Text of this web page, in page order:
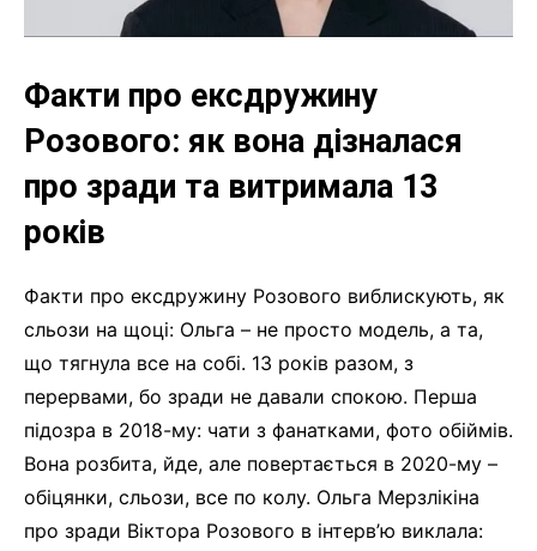
Факти про ексдружину
Розового: як вона дізналася
про зради та витримала 13
років
Факти про ексдружину Розового виблискують, як
сльози на щоці: Ольга – не просто модель, а та,
що тягнула все на собі. 13 років разом, з
перервами, бо зради не давали спокою. Перша
підозра в 2018-му: чати з фанатками, фото обіймів.
Вона розбита, йде, але повертається в 2020-му –
обіцянки, сльози, все по колу. Ольга Мерзлікіна
про зради Віктора Розового в інтерв’ю виклала: